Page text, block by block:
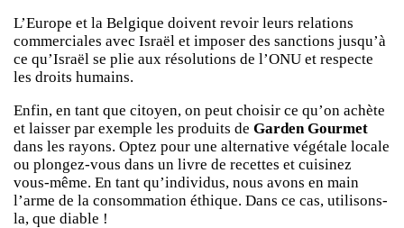
L’Europe et la Belgique doivent revoir leurs relations
commerciales avec Israël et imposer des sanctions jusqu’à
ce qu’Israël se plie aux résolutions de l’ONU et respecte
les droits humains.
Enfin, en tant que citoyen, on peut choisir ce qu’on achète
et laisser par exemple les produits de Garden Gourmet
dans les rayons. Optez pour une alternative végétale locale
ou plongez-vous dans un livre de recettes et cuisinez
vous-même. En tant qu’individus, nous avons en main
l’arme de la consommation éthique. Dans ce cas, utilisons-
la, que diable !